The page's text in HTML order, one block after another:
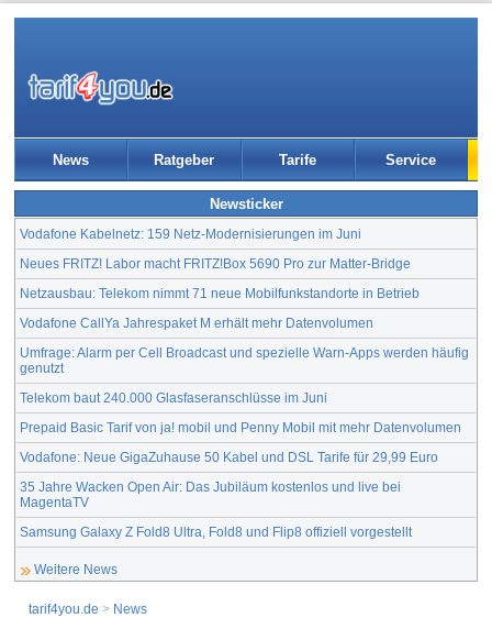
News Ratgeber Tarife Service
Newsticker
Vodafone Kabelnetz: 159 Netz-Modernisierungen im Juni
Neues FRITZ! Labor macht FRITZ!Box 5690 Pro zur Matter-Bridge
Netzausbau: Telekom nimmt 71 neue Mobilfunkstandorte in Betrieb
Vodafone CallYa Jahrespaket M erhält mehr Datenvolumen
Umfrage: Alarm per Cell Broadcast und spezielle Warn-Apps werden häufig
genutzt
Telekom baut 240.000 Glasfaseranschlüsse im Juni
Prepaid Basic Tarif von ja! mobil und Penny Mobil mit mehr Datenvolumen
Vodafone: Neue GigaZuhause 50 Kabel und DSL Tarife für 29,99 Euro
35 Jahre Wacken Open Air: Das Jubiläum kostenlos und live bei
MagentaTV
Samsung Galaxy Z Fold8 Ultra, Fold8 und Flip8 offiziell vorgestellt
Weitere News
tarif4you.de > News